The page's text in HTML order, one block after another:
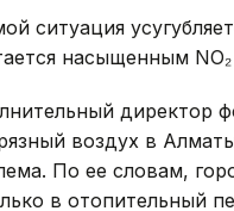
ситуация
насыщенным
директор
воздух в
По ее словам,
в отопительный